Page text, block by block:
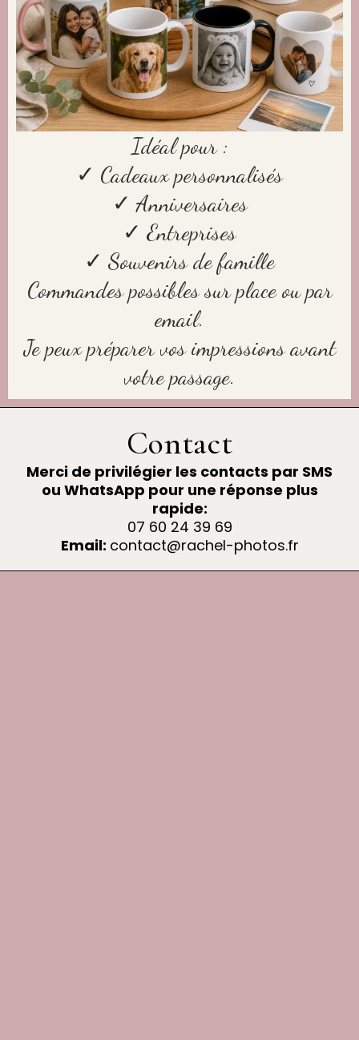
Idéal pour :
✓ Cadeaux personnalisés
✓ Anniversaires
✓ Entreprises
✓ Souvenirs de famille
Commandes possibles sur place ou par
email.
Je peux préparer vos impressions avant
votre passage.
Contact
Merci de privilégier les contacts par SMS
ou WhatsApp pour une réponse plus
rapide:
07 60 24 39 69
Email: contact@rachel-photos.fr